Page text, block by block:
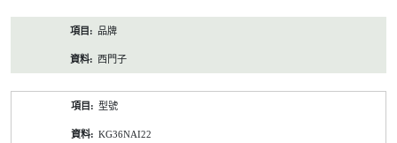
品牌
西門子
型號
KG36NAI22